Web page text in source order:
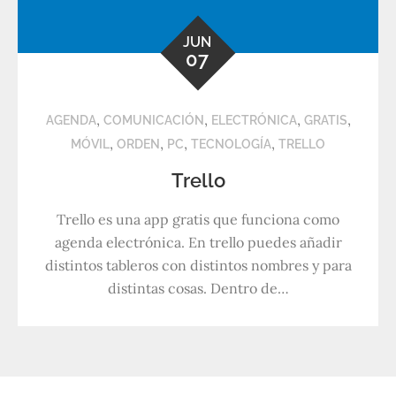
JUN
07
AGENDA, COMUNICACIÓN , ELECTRÓNICA, GRATIS,
MÓVIL, ORDEN , PC, TECNOLOGÍA, TRELLO
Trello
Trello es una app gratis que funciona como
agenda electrónica. En trello puedes añadir
distintos tableros con distintos nombres y para
distintas cosas. Dentro de…